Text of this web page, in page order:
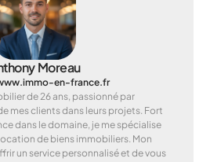
Moreau
en-france.fr
de 26 ans, passionné par
mes clients dans leurs projets. Fort
dans le domaine, je me spécialise
de biens immobiliers. Mon
un service personnalisé et de vous